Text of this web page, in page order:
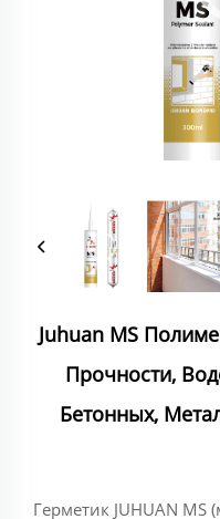
Juhuan MS
Прочности,
Бетонных,
Герметик JUHUAN